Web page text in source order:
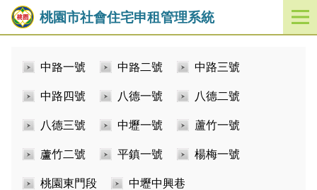
桃園市社會住宅申租管理系統
開
啟
中路一號 中路二號 中路三號
中路四號 八德一號 八德二號
八德三號 中壢一號 蘆竹一號
蘆竹二號 平鎮一號 楊梅一號
桃園東門段 中壢中興巷